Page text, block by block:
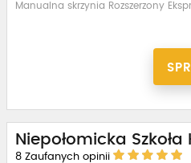
Manualna skrzynia Rozszerzony
Niepołomicka
8 Zaufanych opinii